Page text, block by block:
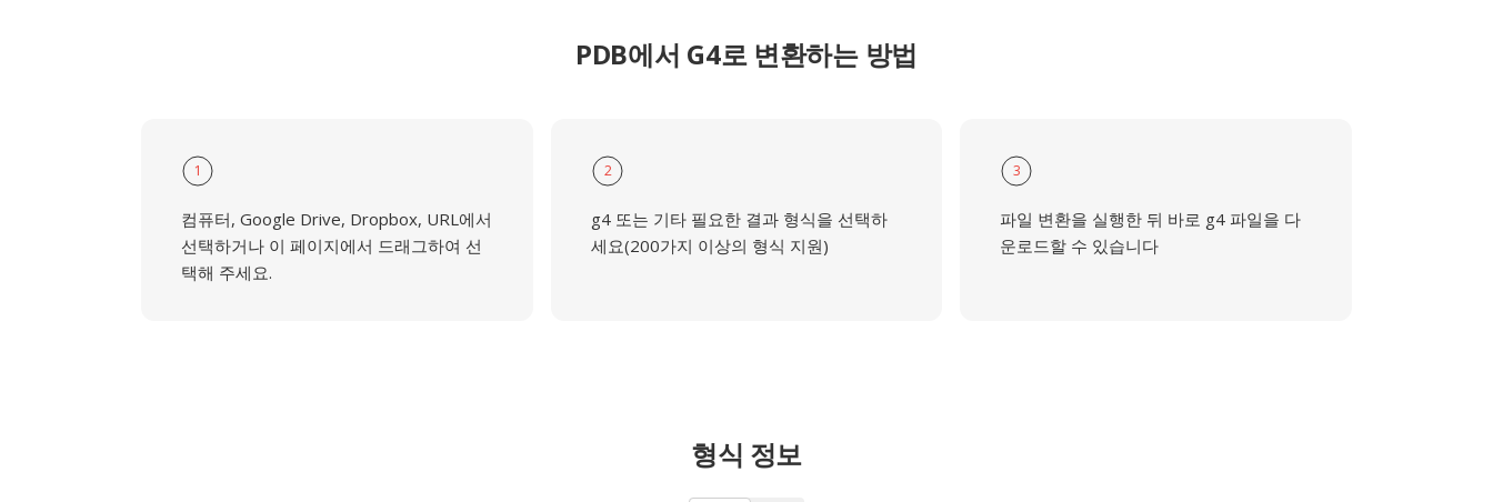
PDB에서 G4로 변환하는 방법
1
컴퓨터, Google Drive, Dropbox, URL에서
선택하거나 이 페이지에서 드래그하여 선
택해 주세요.
2
g4 또는 기타 필요한 결과 형식을 선택하
세요(200가지 이상의 형식 지원)
3
파일 변환을 실행한 뒤 바로 g4 파일을 다
운로드할 수 있습니다
형식 정보